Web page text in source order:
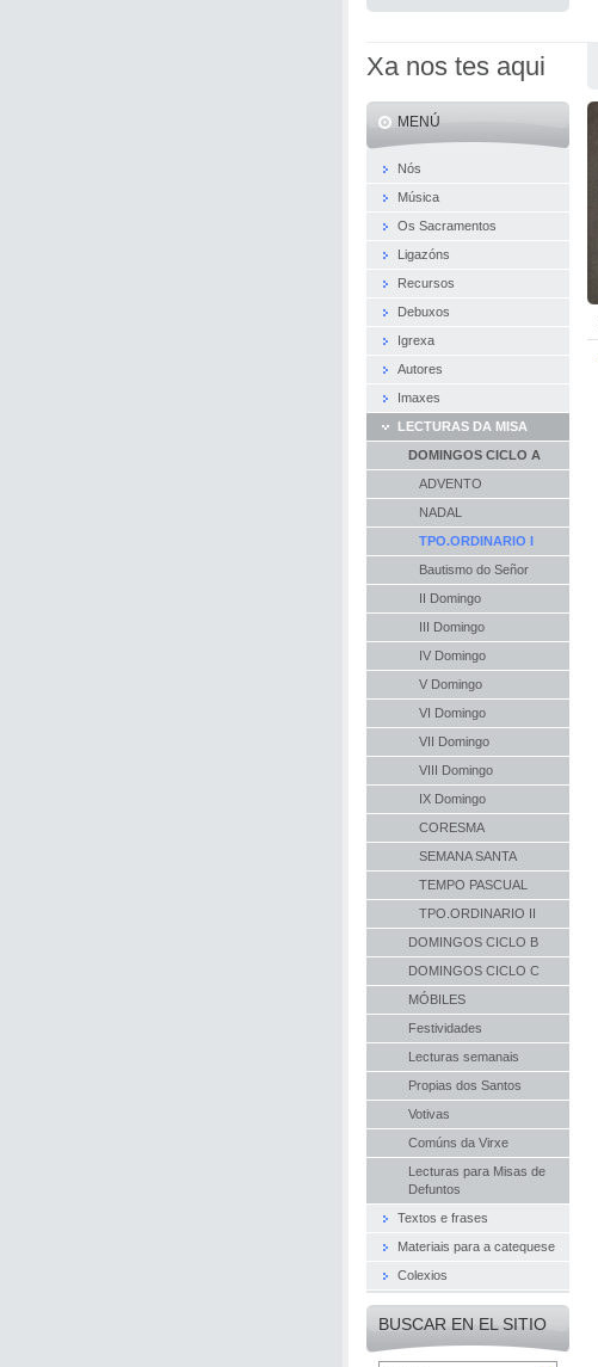
Xa nos tes aqui
MENÚ
Nós
Música
Os Sacramentos
Ligazóns
Recursos
Debuxos
Igrexa
Autores
Imaxes
LECTURAS DA MISA
DOMINGOS CICLO A
ADVENTO
NADAL
TPO.ORDINARIO I
Bautismo do Señor
II Domingo
III Domingo
IV Domingo
V Domingo
VI Domingo
VII Domingo
VIII Domingo
IX Domingo
CORESMA
SEMANA SANTA
TEMPO PASCUAL
TPO.ORDINARIO II
DOMINGOS CICLO B
DOMINGOS CICLO C
MÓBILES
Festividades
Lecturas semanais
Propias dos Santos
Votivas
Comúns da Virxe
Lecturas para Misas de
Defuntos
Textos e frases
Materiais para a catequese
Colexios
BUSCAR EN EL SITIO